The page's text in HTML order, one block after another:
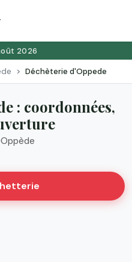
2026
Déchèterie d'Oppede
: coordonnées,
Oppède